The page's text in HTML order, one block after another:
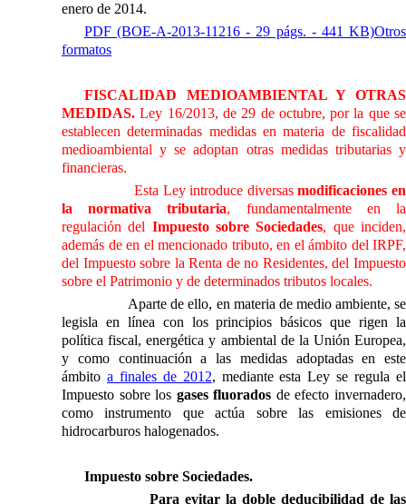
enero de 2014.
PDF (BOE-A-2013-11216 - 29 págs. - 441 KB)Otros
formatos
FISCALIDAD MEDIOAMBIENTAL Y OTRAS
MEDIDAS.Ley 16/2013, de 29 de octubre, por la que se
establecen determinadas medidas en materia de fiscalidad
medioambiental y se adoptan otras medidas tributarias y
financieras.
Esta Ley introduce diversasmodificaciones en
la normativa tributaria, fundamentalmente en la
regulación del Impuesto sobre Sociedades, que inciden,
además de en el mencionado tributo, en el ámbito del IRPF,
del Impuesto sobre la Renta de no Residentes, del Impuesto
sobre el Patrimonio y de determinados tributos locales.
Aparte de ello, en materia de medio ambiente, se
legisla en línea con los principios básicos que rigen la
política fiscal, energética y ambiental de la Unión Europea,
y como continuación a las medidas adoptadas en este
ámbito a finales de 2012, mediante esta Ley se regula el
Impuesto sobre los gases fluorados de efecto invernadero,
como instrumento que actúa sobre las emisiones de
hidrocarburos halogenados.
Impuesto sobre Sociedades.
Para evitar la doble deducibilidad de las